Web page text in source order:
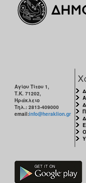
Αγίου Τίτου 1,
Τ.Κ. 71202,
Ηράκλειο
Τηλ.: 2813-409000
email:info@heraklion.gr